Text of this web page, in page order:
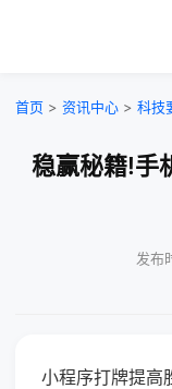
首页 > 资讯中心 > 科技
稳赢秘籍!手
发布
小程序打牌提高